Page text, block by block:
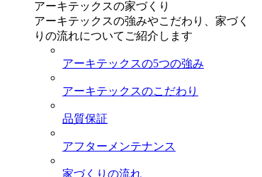
アーキテックスの家づくり
アーキテックスの強みやこだわり、家づく
りの流れについてご紹介します
アーキテックスの5つの強み
アーキテックスのこだわり
品質保証
アフターメンテナンス
家づくりの流れ